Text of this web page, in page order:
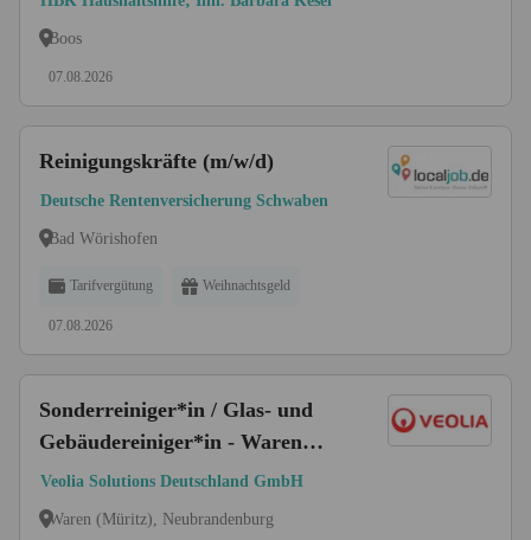
Boos
07.08.2026
Reinigungskräfte (m/w/d)
Deutsche Rentenversicherung Schwaben
Bad Wörishofen
Tarifvergütung Weihnachtsgeld
07.08.2026
Sonderreiniger*in / Glas- und
Gebäudereiniger*in - Waren
Müritz (w/m/d)
Veolia Solutions Deutschland GmbH
Waren (Müritz), Neubrandenburg